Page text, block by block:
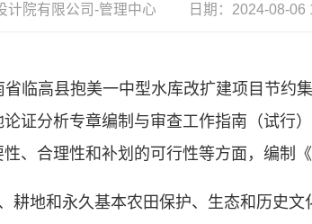
计院有限公司-管理中心 日期：2024-08-06
省临高县抱美一中型水库改扩建项目节
证分析专章编制与审查工作指南（试
、合理性和补划的可行性等方面，编制
耕地和永久基本农田保护、生态和历史